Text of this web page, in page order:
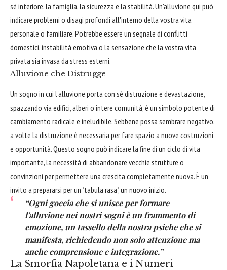
sé interiore, la famiglia, la sicurezza e la stabilità. Un'alluvione qui può
indicare problemi o disagi profondi all'interno della vostra vita
personale o familiare. Potrebbe essere un segnale di conflitti
domestici, instabilità emotiva o la sensazione che la vostra vita
privata sia invasa da stress esterni.
Alluvione che Distrugge
Un sogno in cui l'alluvione porta con sé distruzione e devastazione,
spazzando via edifici, alberi o intere comunità, è un simbolo potente di
cambiamento radicale e ineludibile. Sebbene possa sembrare negativo,
a volte la distruzione è necessaria per fare spazio a nuove costruzioni
e opportunità. Questo sogno può indicare la fine di un ciclo di vita
importante, la necessità di abbandonare vecchie strutture o
convinzioni per permettere una crescita completamente nuova. È un
invito a prepararsi per un "tabula rasa", un nuovo inizio.
“Ogni goccia che si unisce per formare
l'alluvione nei nostri sogni è un frammento di
emozione, un tassello della nostra psiche che si
manifesta, richiedendo non solo attenzione ma
anche comprensione e integrazione.”
La Smorfia Napoletana e i Numeri